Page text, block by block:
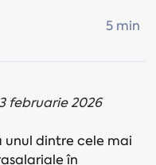
5 min
februarie 2026
unul dintre cele mai
în